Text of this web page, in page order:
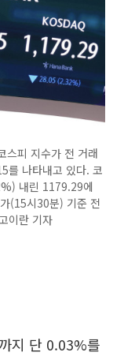
피 지수가 전 거래
를 나타내고 있다. 코
내린 1179.29에
(15시30분) 기준 전
이란 기자
지 단 0.03%를